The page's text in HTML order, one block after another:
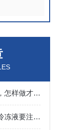
工业用冷水机选购方法，怎样做才能选到性能强的工业冷水机
低温冷水机选用和更换冷冻液要注意的问题